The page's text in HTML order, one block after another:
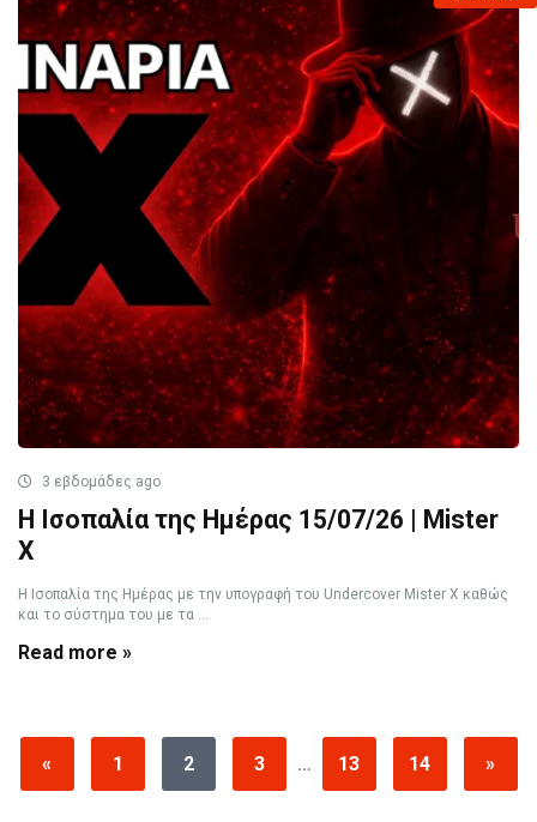
3 εβδομάδες ago
Η Ισοπαλία της Ημέρας 15/07/26 | Mister
X
Η Ισοπαλία της Ημέρας με την υπογραφή του Undercover Mister X καθώς
και το σύστημα του με τα ...
Read more »
« 1 2 3 … 13 14 »